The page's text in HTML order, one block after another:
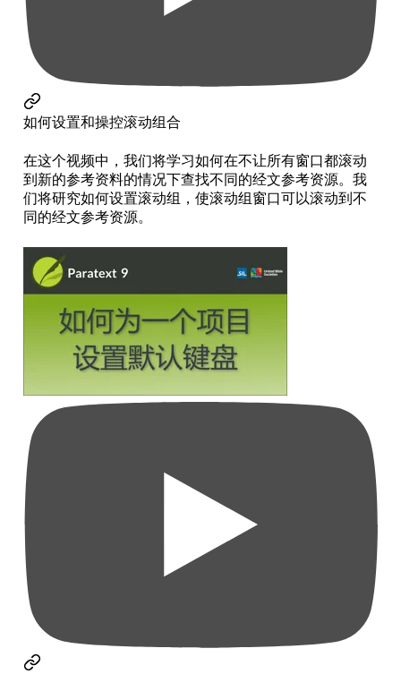
如何设置和操控滚动组合
在这个视频中，我们将学习如何在不让所有窗口都滚动
到新的参考资料的情况下查找不同的经文参考资源。我
们将研究如何设置滚动组，使滚动组窗口可以滚动到不
同的经文参考资源。